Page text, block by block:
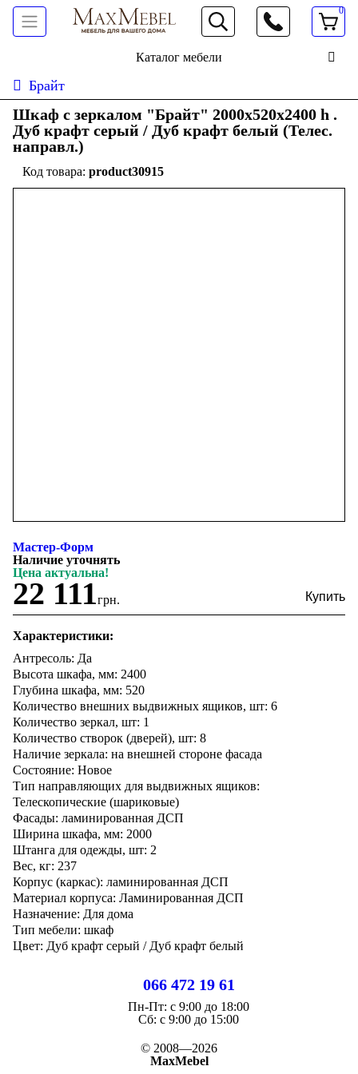
066 472 19 61
0
Каталог мебели
Брайт
Шкаф с зеркалом "Брайт" 2000х520х2400 h .
Дуб крафт серый / Дуб крафт белый (Телес.
направл.)
product30915
Мастер-Форм
Наличие уточнять
Цена актуальна!
22 111грн.
Характеристики:
Антресоль: Да
Высота шкафа, мм: 2400
Глубина шкафа, мм: 520
Количество внешних выдвижных ящиков, шт: 6
Количество зеркал, шт: 1
Количество створок (дверей), шт: 8
Наличие зеркала: на внешней стороне фасада
Состояние: Новое
Тип направляющих для выдвижных ящиков:
Телескопические (шариковые)
Фасады: ламинированная ДСП
Ширина шкафа, мм: 2000
Штанга для одежды, шт: 2
Вес, кг: 237
Корпус (каркас): ламинированная ДСП
Материал корпуса: Ламинированная ДСП
Назначение: Для дома
Тип мебели: шкаф
Цвет: Дуб крафт серый / Дуб крафт белый
066 472 19 61
Пн-Пт: с 9:00 до 18:00
Cб: с 9:00 до 15:00
© 2008—2026
MaxMebel